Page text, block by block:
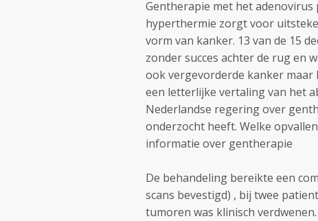
Gentherapie met het
hyperthermie zorgt voor
vorm van kanker. 13 van de 15
zonder succes achter de rug en
ook vergevorderde kanker maar
een letterlijke vertaling van het
Nederlandse regering over
onderzocht heeft. Welke
informatie over gentherapie
De behandeling bereikte een
scans bevestigd) , bij twee
tumoren was klinisch